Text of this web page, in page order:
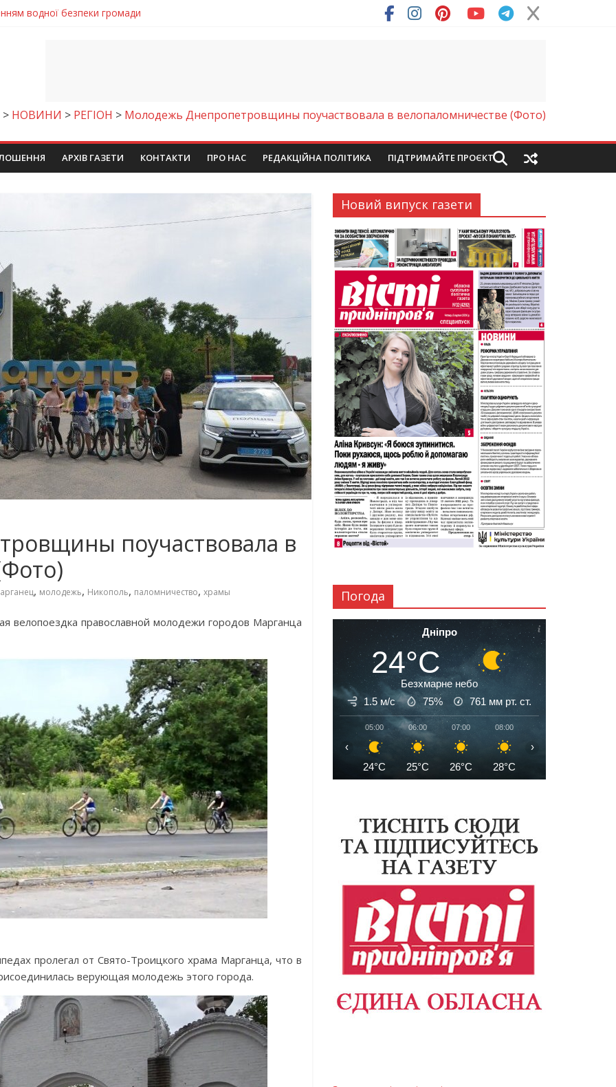
водної безпеки громади
клас
визнали найкращими в Україні
впливати на здоров’я
> НОВИНИ > РЕГІОН > Молодежь Днепропетровщины поучаствовала в велопаломничестве (Фото)
АРХІВ ГАЗЕТИ КОНТАКТИ ПРО НАС РЕДАКЦІЙНА ПОЛІТИКА ПІДТРИМАЙТЕ ПРОЄКТ
поучаствовала в
, молодежь, Никополь, паломничество, храмы
велопоездка православной молодежи городов Марганца
пролегал от Свято-Троицкого храма Марганца, что в
верующая молодежь этого города.
Новий випуск газети
Погода
Дніпро
24°C
Безхмарне небо
1.5 м/с
75% 761 мм рт. ст.
05:00
24°C
06:00
25°C
07:00
26°C
08:00
28°C
‹ ›